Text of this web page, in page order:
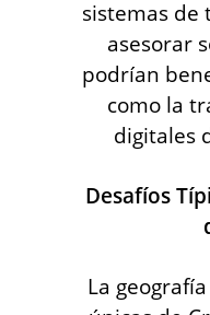
sistemas de
asesorar
podrían
como la
digitales
Desafíos
La